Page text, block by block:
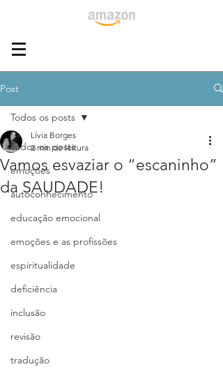
Post
Todos os posts
emoções
autoconhecimento
educação emocional
emoções e as profissões
espiritualidade
deficiência
inclusão
revisão
tradução
Todos os posts
Vamos esvaziar o “escaninho”
da SAUDADE!
Lívia Borges
2 min de leitura